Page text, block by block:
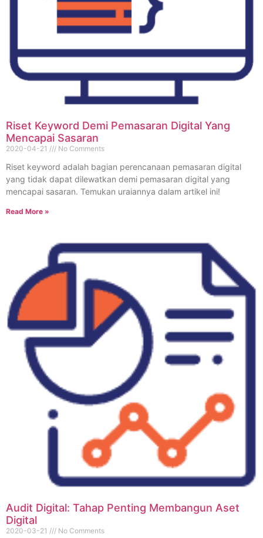
Riset Keyword Demi Pemasaran Digital Yang
Mencapai Sasaran
2020-04-21 No Comments
Riset keyword adalah bagian perencanaan pemasaran digital
yang tidak dapat dilewatkan demi pemasaran digital yang
mencapai sasaran. Temukan uraiannya dalam artikel ini!
Read More »
Audit Digital: Tahap Penting Membangun Aset
Digital
2020-03-21 No Comments